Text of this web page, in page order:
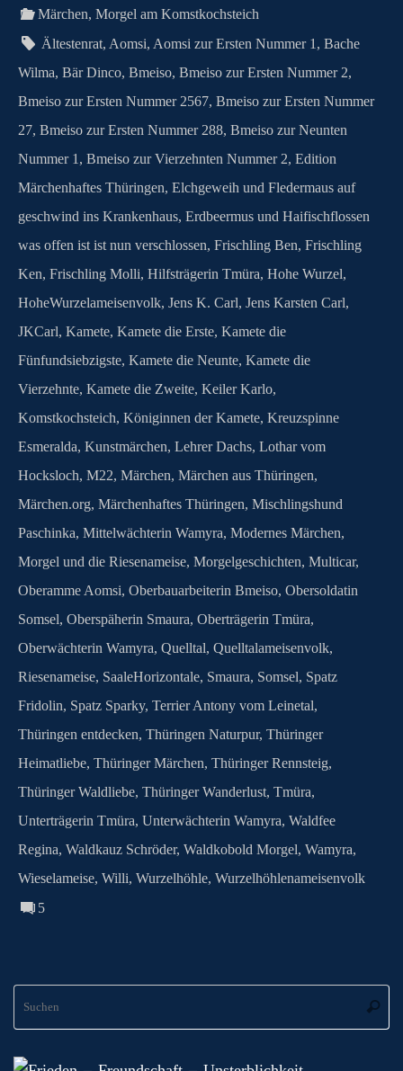
n t pp er
o
m
G
Märchen,Morgel am Komstkochsteich
Ältestenrat,Aomsi,Aomsi zur Ersten Nummer 1,Bache
Wilma, Bär Dinco, Bmeiso, Bmeiso zur Ersten Nummer 2,
Bmeiso zur Ersten Nummer 2567, Bmeiso zur Ersten Nummer
27, Bmeiso zur Ersten Nummer 288, Bmeiso zur Neunten
Nummer 1, Bmeiso zur Vierzehnten Nummer 2, Edition
Märchenhaftes Thüringen, Elchgeweih und Fledermaus auf
geschwind ins Krankenhaus, Erdbeermus und Haifischflossen
was offen ist ist nun verschlossen, Frischling Ben, Frischling
Ken, Frischling Molli, Hilfsträgerin Tmüra, Hohe Wurzel,
HoheWurzelameisenvolk, Jens K. Carl, Jens Karsten Carl,
JKCarl, Kamete, Kamete die Erste, Kamete die
Fünfundsiebzigste, Kamete die Neunte, Kamete die
Vierzehnte, Kamete die Zweite, Keiler Karlo,
Komstkochsteich, Königinnen der Kamete, Kreuzspinne
Esmeralda, Kunstmärchen, Lehrer Dachs, Lothar vom
Hocksloch, M22, Märchen, Märchen aus Thüringen,
Märchen.org, Märchenhaftes Thüringen, Mischlingshund
Paschinka, Mittelwächterin Wamyra, Modernes Märchen,
Morgel und die Riesenameise, Morgelgeschichten, Multicar,
Oberamme Aomsi, Oberbauarbeiterin Bmeiso, Obersoldatin
Somsel, Oberspäherin Smaura, Oberträgerin Tmüra,
Oberwächterin Wamyra, Quelltal, Quelltalameisenvolk,
Riesenameise, SaaleHorizontale, Smaura, Somsel, Spatz
Fridolin, Spatz Sparky, Terrier Antony vom Leinetal,
Thüringen entdecken, Thüringen Naturpur, Thüringer
Heimatliebe, Thüringer Märchen, Thüringer Rennsteig,
Thüringer Waldliebe, Thüringer Wanderlust, Tmüra,
Unterträgerin Tmüra, Unterwächterin Wamyra, Waldfee
Regina, Waldkauz Schröder, Waldkobold Morgel, Wamyra,
Wieselameise, Willi, Wurzelhöhle, Wurzelhöhlenameisenvolk
5